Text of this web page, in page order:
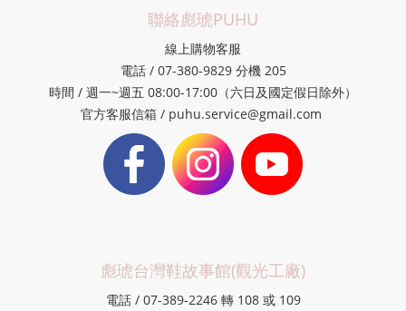
聯絡彪琥PUHU
線上購物客服
電話 / 07-380-9829 分機 205
時間 / 週一~週五 08:00-17:00（六日及國定假日除外）
官方客服信箱 / puhu.service@gmail.com
彪琥台灣鞋故事館(觀光工廠)
電話 / 07-389-2246 轉 108 或 109